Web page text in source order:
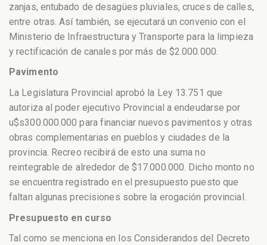
zanjas, entubado de desagües pluviales, cruces de calles,
entre otras. Así también, se ejecutará un convenio con el
Ministerio de Infraestructura y Transporte para la limpieza
y rectificación de canales por más de $2.000.000.
Pavimento
La Legislatura Provincial aprobó la Ley 13.751 que
autoriza al poder ejecutivo Provincial a endeudarse por
u$s300.000.000 para financiar nuevos pavimentos y otras
obras complementarias en pueblos y ciudades de la
provincia. Recreo recibirá de esto una suma no
reintegrable de alrededor de $17.000.000. Dicho monto no
se encuentra registrado en el presupuesto puesto que
faltan algunas precisiones sobre la erogación provincial.
Presupuesto en curso
Tal como se menciona en los Considerandos del Decreto